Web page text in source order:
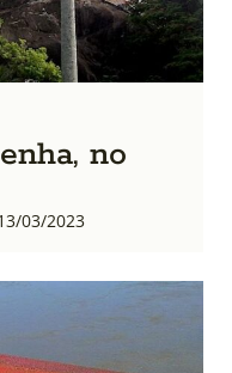
no
03/2023